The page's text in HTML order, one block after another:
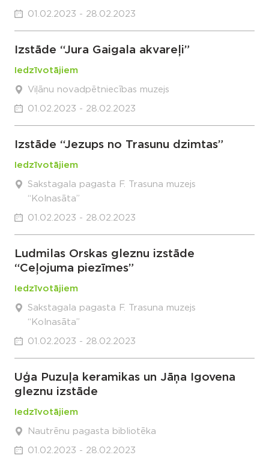
01.02.2023 - 28.02.2023
Izstāde “Jura Gaigala akvareļi”
Iedzīvotājiem
Viļānu novadpētniecības muzejs
01.02.2023 - 28.02.2023
Izstāde “Jezups no Trasunu dzimtas”
Iedzīvotājiem
Sakstagala pagasta F. Trasuna muzejs
“Kolnasāta”
01.02.2023 - 28.02.2023
Ludmilas Orskas gleznu izstāde
“Ceļojuma piezīmes”
Iedzīvotājiem
Sakstagala pagasta F. Trasuna muzejs
“Kolnasāta”
01.02.2023 - 28.02.2023
Uģa Puzuļa keramikas un Jāņa Igovena
gleznu izstāde
Iedzīvotājiem
Nautrēnu pagasta bibliotēka
01.02.2023 - 28.02.2023